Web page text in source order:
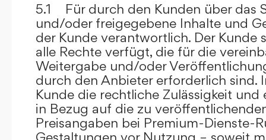
5.1 Für durch den Kunden über das
und/oder freigegebene Inhalte und
der Kunde verantwortlich. Der Kunde
alle Rechte verfügt, die für die
Weitergabe und/oder
durch den Anbieter erforderlich sind.
Kunde die rechtliche Zulässigkeit
in Bezug auf die zu
Preisangaben bei Premium-Dienste-
Gestaltungen vor Nutzung – soweit